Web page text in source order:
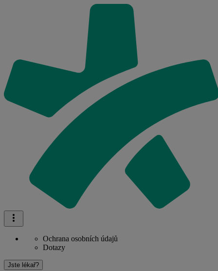
Ochrana osobních údajů
Dotazy
Jste lékař?